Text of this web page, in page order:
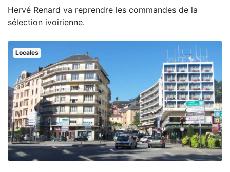
Hervé Renard va reprendre les commandes de la
sélection ivoirienne.
Locales